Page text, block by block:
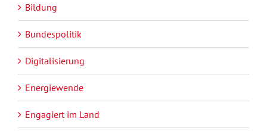
Bildung
Bundespolitik
Digitalisierung
Energiewende
Engagiert im Land